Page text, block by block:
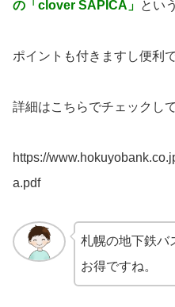
の「clover SAPICA」 とい
ポイントも付きますし便利で
詳細はこちらでチェックし
https://
a.pdf
札幌の地下鉄バ
お得ですね。